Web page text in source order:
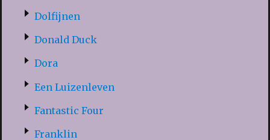
Dolfijnen
Donald Duck
Dora
Een Luizenleven
Fantastic Four
Franklin